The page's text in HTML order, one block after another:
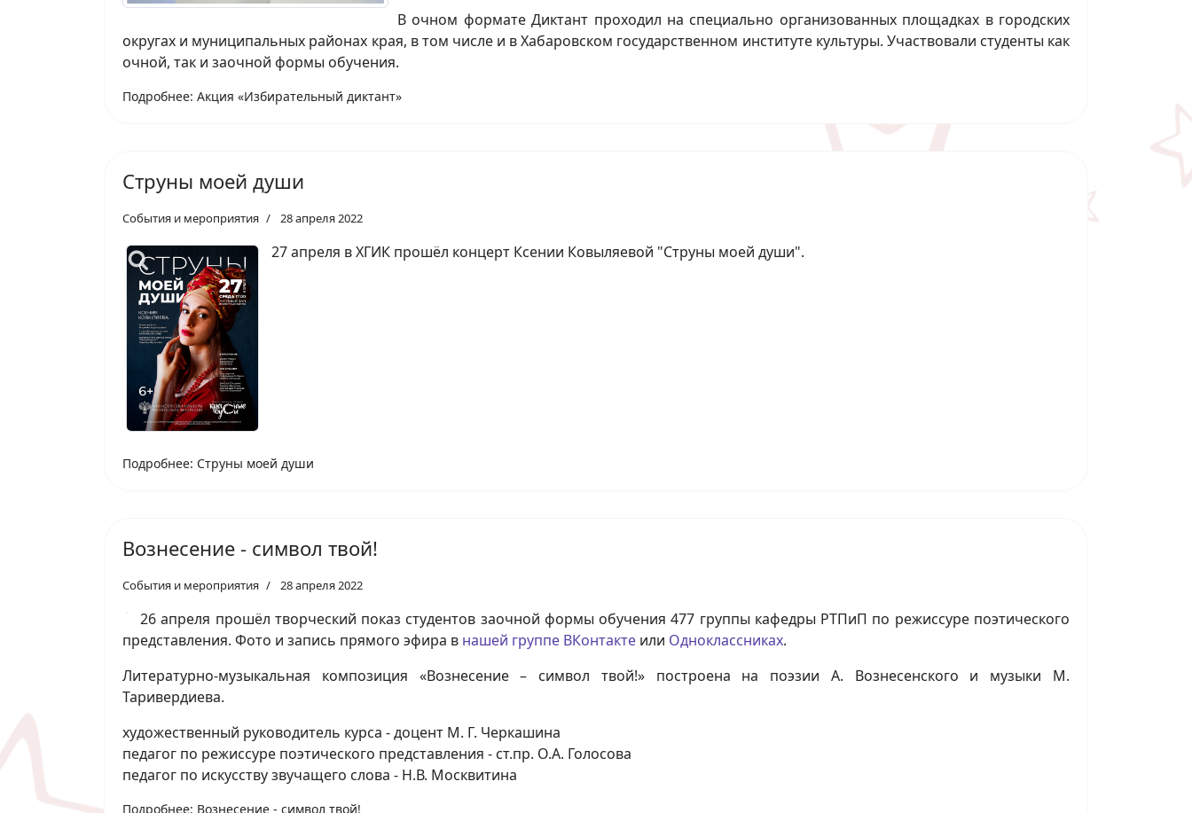
В очном формате Диктант проходил на специально организованных площадках в городских
округах и муниципальных районах края, в том числе и в Хабаровском государственном институте культуры. Участвовали студенты как
очной, так и заочной формы обучения.
Подробнее: Акция «Избирательный диктант»
Струны моей души
События и мероприятия 28 апреля 2022
27 апреля в ХГИК прошёл концерт Ксении Ковыляевой "Струны моей души".
Подробнее: Струны моей души
Вознесение - символ твой!
События и мероприятия 28 апреля 2022
26 апреля прошёл творческий показ студентов заочной формы обучения 477 группы кафедры РТПиП по режиссуре поэтического
представления. Фото и запись прямого эфира в нашей группе ВКонтакте или Одноклассниках.
Литературно-музыкальная композиция «Вознесение – символ твой!» построена на поэзии А. Вознесенского и музыки М.
Таривердиева.
художественный руководитель курса - доцент М. Г. Черкашина
педагог по режиссуре поэтического представления - ст.пр. О.А. Голосова
педагог по искусству звучащего слова - Н.В. Москвитина
Подробнее: Вознесение - символ твой!